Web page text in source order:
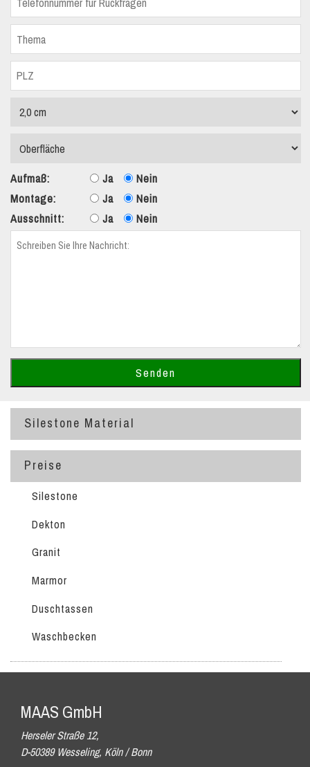
Aufmaß: Ja
Nein
Montage:
Ja
Nein
Ausschnitt:
Ja Nein
Silestone Material
Preise
Silestone
Dekton
Granit
Marmor
Duschtassen
Waschbecken
MAAS GmbH
Herseler Straße 12,
D-50389 Wesseling, Köln / Bonn